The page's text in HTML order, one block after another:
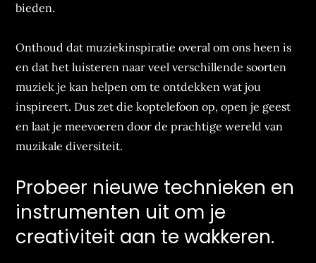
bieden.
Onthoud dat muziekinspiratie overal om ons heen is
en dat het luisteren naar veel verschillende soorten
muziek je kan helpen om te ontdekken wat jou
inspireert. Dus zet die koptelefoon op, open je geest
en laat je meevoeren door de prachtige wereld van
muzikale diversiteit.
Probeer nieuwe technieken en
instrumenten uit om je
creativiteit aan te wakkeren.